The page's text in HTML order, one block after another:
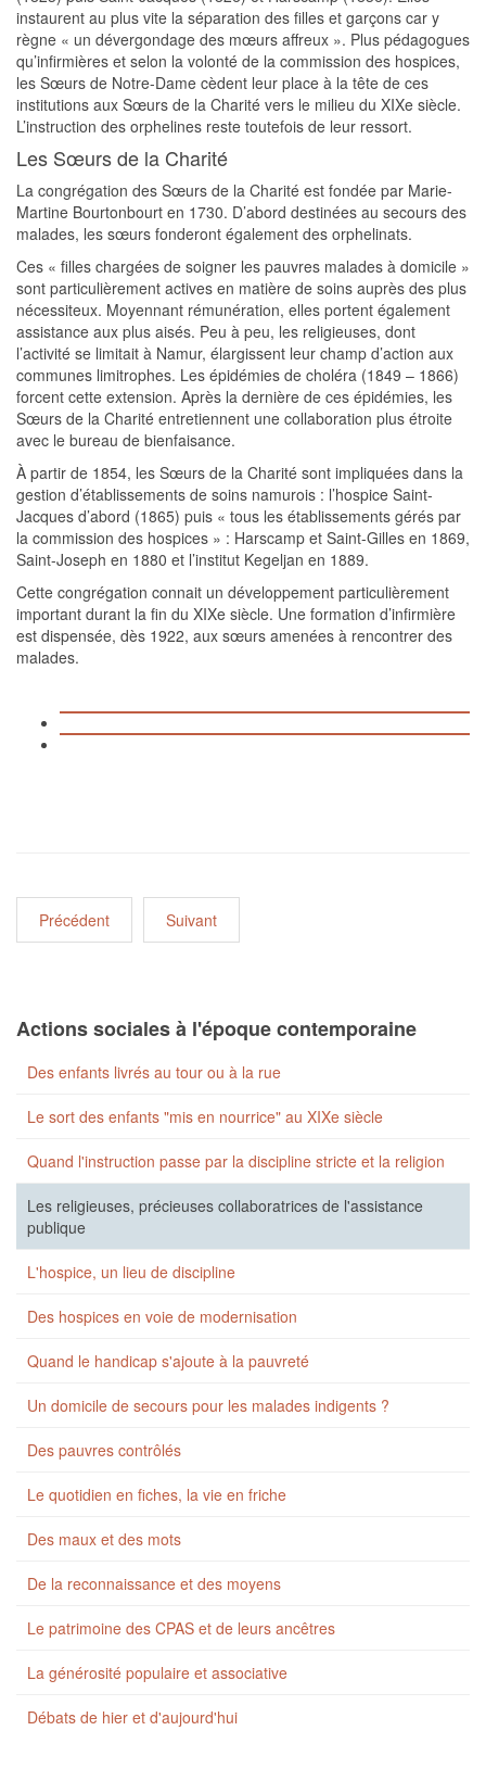
instaurent au plus vite la séparation des filles et garçons car y
règne « un dévergondage des mœurs affreux ». Plus pédagogues
qu’infirmières et selon la volonté de la commission des hospices,
les Sœurs de Notre-Dame cèdent leur place à la tête de ces
institutions aux Sœurs de la Charité vers le milieu du XIXe siècle.
L’instruction des orphelines reste toutefois de leur ressort.
Les Sœurs de la Charité
La congrégation des Sœurs de la Charité est fondée par Marie-
Martine Bourtonbourt en 1730. D’abord destinées au secours des
malades, les sœurs fonderont également des orphelinats.
Ces « filles chargées de soigner les pauvres malades à domicile »
sont particulièrement actives en matière de soins auprès des plus
nécessiteux. Moyennant rémunération, elles portent également
assistance aux plus aisés. Peu à peu, les religieuses, dont
l’activité se limitait à Namur, élargissent leur champ d’action aux
communes limitrophes. Les épidémies de choléra (1849 – 1866)
forcent cette extension. Après la dernière de ces épidémies, les
Sœurs de la Charité entretiennent une collaboration plus étroite
avec le bureau de bienfaisance.
À partir de 1854, les Sœurs de la Charité sont impliquées dans la
gestion d’établissements de soins namurois : l’hospice Saint-
Jacques d’abord (1865) puis « tous les établissements gérés par
la commission des hospices » : Harscamp et Saint-Gilles en 1869,
Saint-Joseph en 1880 et l’institut Kegeljan en 1889.
Cette congrégation connait un développement particulièrement
important durant la fin du XIXe siècle. Une formation d’infirmière
est dispensée, dès 1922, aux sœurs amenées à rencontrer des
malades.
Précédent Suivant
Actions sociales à l'époque contemporaine
Des enfants livrés au tour ou à la rue
Le sort des enfants "mis en nourrice" au XIXe siècle
Quand l'instruction passe par la discipline stricte et la religion
Les religieuses, précieuses collaboratrices de l'assistance
publique
L'hospice, un lieu de discipline
Des hospices en voie de modernisation
Quand le handicap s'ajoute à la pauvreté
Un domicile de secours pour les malades indigents ?
Des pauvres contrôlés
Le quotidien en fiches, la vie en friche
Des maux et des mots
De la reconnaissance et des moyens
Le patrimoine des CPAS et de leurs ancêtres
La générosité populaire et associative
Débats de hier et d'aujourd'hui